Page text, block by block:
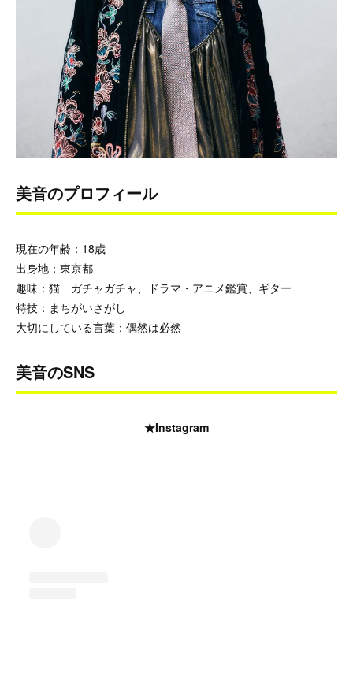
美音のプロフィール
現在の年齢：18歳
出身地：東京都
趣味：猫 ガチャガチャ、ドラマ・アニメ鑑賞、ギター
特技：まちがいさがし
大切にしている言葉：偶然は必然
美音のSNS
★Instagram